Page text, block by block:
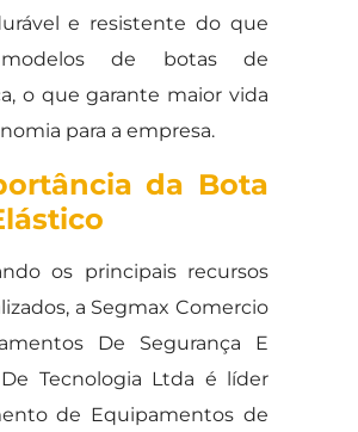
e resistente do que
de botas de
o que garante maior vida
para a empresa.
da Bota
os principais recursos
a Segmax Comercio
De Segurança E
De Tecnologia Ltda é líder
de Equipamentos de